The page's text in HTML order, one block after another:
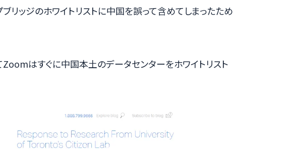
リッジのホワイトリストに中国を誤って含めてしまったため
はすぐに中国本土のデータセンターをホワイトリスト